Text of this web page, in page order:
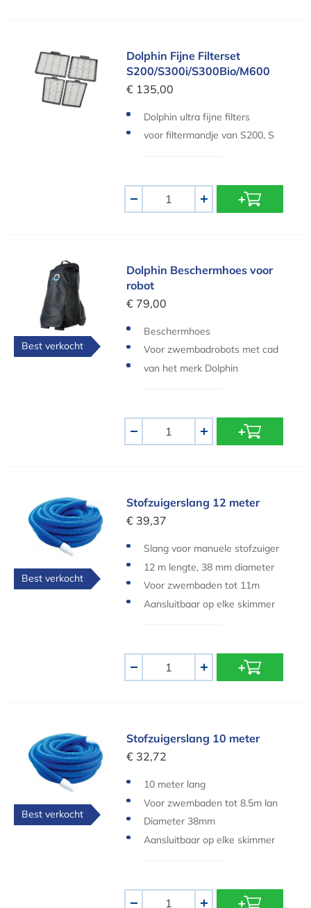
Dolphin Fijne Filterset S200/S300i/S300Bio/
Dolphin Fijne Filterset
S200/S300i/S300Bio/M600
€ 135,00
Dolphin ultra fijne filters
voor filtermandje van S200, S
+
Dolphin Beschermhoes voor robot
Best verkocht
Dolphin Beschermhoes voor
robot
€ 79,00
Beschermhoes
Voor zwembadrobots met cad
dy
van het merk Dolphin
+
Stofzuigerslang 12 meter
Best verkocht
Stofzuigerslang 12 meter
€ 39,37
Slang voor manuele stofzuiger
s
12 m lengte, 38 mm diameter
Voor zwembaden tot 11m
Aansluitbaar op elke skimmer
+
Stofzuigerslang 10 meter
Best verkocht
Stofzuigerslang 10 meter
€ 32,72
10 meter lang
Voor zwembaden tot 8.5m lan
g
Diameter 38mm
Aansluitbaar op elke skimmer